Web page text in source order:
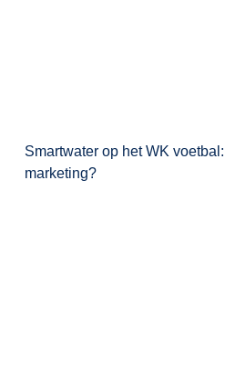
Smartwater op het WK
marketing?